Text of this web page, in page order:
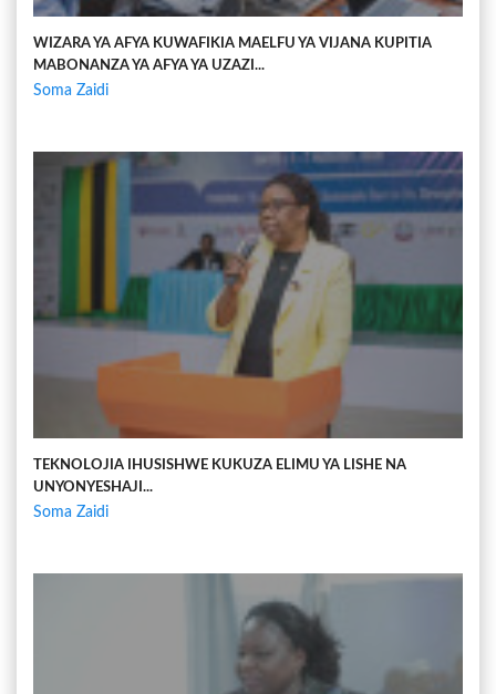
WIZARA YA AFYA KUWAFIKIA MAELFU YA VIJANA KUPITIA
MABONANZA YA AFYA YA UZAZI...
Soma Zaidi
TEKNOLOJIA IHUSISHWE KUKUZA ELIMU YA LISHE NA
UNYONYESHAJI...
Soma Zaidi